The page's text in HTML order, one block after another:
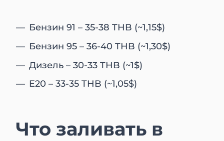
Бензин 91 – 35-38 THB (~1,15$)
Бензин 95 – 36-40 THB (~1,30$)
Дизель – 30-33 THB (~1$)
E20 – 33-35 THB (~1,05$)
Что заливать в